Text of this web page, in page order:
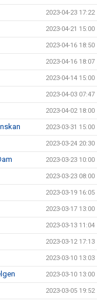
2023-04-23 17:22
2023-04-21 15:00
2023-04-16 18:50
2023-04-16 18:07
2023-04-14 15:00
2023-04-03 07:47
2023-04-02 18:00
2023-03-31 15:00
2023-03-24 20:30
2023-03-23 10:00
2023-03-23 08:00
2023-03-19 16:05
2023-03-17 13:00
2023-03-13 11:04
2023-03-12 17:13
2023-03-10 13:03
2023-03-10 13:00
2023-03-05 19:52